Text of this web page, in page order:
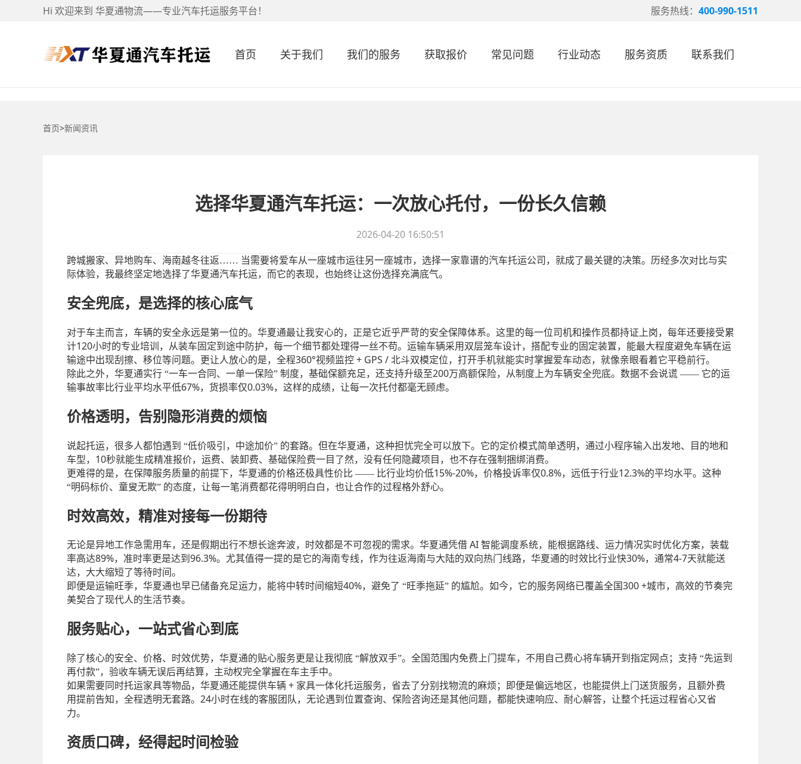
Hi 欢迎来到 华夏通物流——专业汽车托运服务平台！ 服务热线： 400-990-1511
首页 关于我们 我们的服务 获取报价 常见问题 行业动态 服务资质 联系我们
首页>新闻资讯
选择华夏通汽车托运：一次放心托付，一份长久信赖
2026-04-20 16:50:51
跨城搬家、异地购车、海南越冬往返…… 当需要将爱车从一座城市运往另一座城市，选择一家靠谱的汽车托运公司，就成了最关键的决策。历经多次对比与实
际体验，我最终坚定地选择了华夏通汽车托运，而它的表现，也始终让这份选择充满底气。
安全兜底，是选择的核心底气
对于车主而言，车辆的安全永远是第一位的。华夏通最让我安心的，正是它近乎严苛的安全保障体系。这里的每一位司机和操作员都持证上岗，每年还要接受累
计120小时的专业培训，从装车固定到途中防护，每一个细节都处理得一丝不苟。运输车辆采用双层笼车设计，搭配专业的固定装置，能最大程度避免车辆在运
输途中出现刮擦、移位等问题。更让人放心的是，全程360°视频监控 + GPS / 北斗双模定位，打开手机就能实时掌握爱车动态，就像亲眼看着它平稳前行。
除此之外，华夏通实行 “一车一合同、一单一保险” 制度，基础保额充足，还支持升级至200万高额保险，从制度上为车辆安全兜底。数据不会说谎 —— 它的运
输事故率比行业平均水平低67%，货损率仅0.03%，这样的成绩，让每一次托付都毫无顾虑。
价格透明，告别隐形消费的烦恼
说起托运，很多人都怕遇到 “低价吸引，中途加价” 的套路。但在华夏通，这种担忧完全可以放下。它的定价模式简单透明，通过小程序输入出发地、目的地和
车型， 10秒就能生成精准报价，运费、装卸费、基础保险费一目了然，没有任何隐藏项目，也不存在强制捆绑消费。
更难得的是，在保障服务质量的前提下，华夏通的价格还极具性价比 —— 比行业均价低15%-20%，价格投诉率仅0.8%，远低于行业12.3%的平均水平。这种
“明码标价、童叟无欺” 的态度，让每一笔消费都花得明明白白，也让合作的过程格外舒心。
时效高效，精准对接每一份期待
无论是异地工作急需用车，还是假期出行不想长途奔波，时效都是不可忽视的需求。华夏通凭借 AI 智能调度系统，能根据路线、运力情况实时优化方案，装载
率高达89%，准时率更是达到 96.3%。尤其值得一提的是它的海南专线，作为往返海南与大陆的双向热门线路，华夏通的时效比行业快30%，通常4-7天就能送
达，大大缩短了等待时间。
即便是运输旺季，华夏通也早已储备充足运力，能将中转时间缩短40%，避免了 “旺季拖延” 的尴尬。如今，它的服务网络已覆盖全国300 +城市，高效的节奏完
美契合了现代人的生活节奏。
服务贴心，一站式省心到底
除了核心的安全、价格、时效优势，华夏通的贴心服务更是让我彻底 “解放双手”。全国范围内免费上门提车，不用自己费心将车辆开到指定网点；支持 “先运到
再付款”，验收车辆无误后再结算，主动权完全掌握在车主手中。
如果需要同时托运家具等物品，华夏通还能提供车辆 + 家具一体化托运服务，省去了分别找物流的麻烦；即便是偏远地区，也能提供上门送货服务，且额外费
用提前告知，全程透明无套路。24小时在线的客服团队，无论遇到位置查询、保险咨询还是其他问题，都能快速响应、耐心解答，让整个托运过程省心又省
力。
资质口碑，经得起时间检验